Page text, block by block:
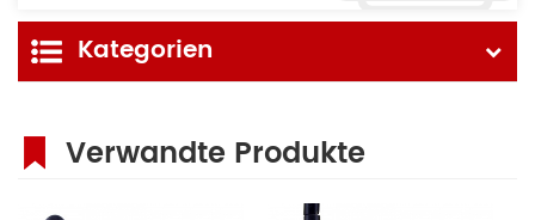
Kategorien
Verwandte Produkte